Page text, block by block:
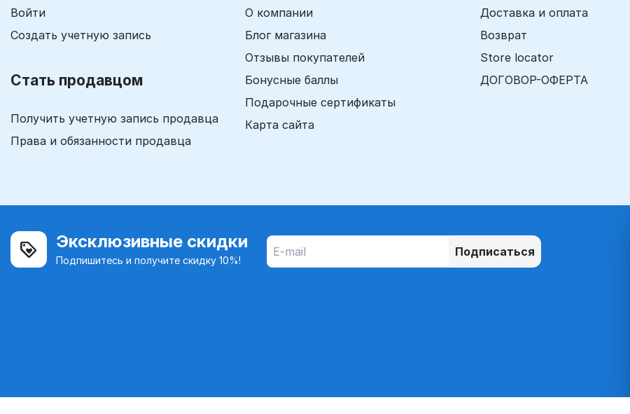
Войти
Создать учетную запись
Стать продавцом
Получить учетную запись продавца
Права и обязанности продавца
О компании
Блог магазина
Отзывы покупателей
Бонусные баллы
Подарочные сертификаты
Карта сайта
Доставка и оплата
Возврат
Store locator
ДОГОВОР-ОФЕРТА
Эксклюзивные скидки
Подпишитесь и получите скидку 10%!
Подписаться